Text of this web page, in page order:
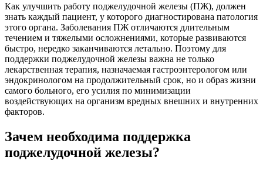
Как улучшить работу поджелудочной железы (ПЖ), должен
знать каждый пациент, у которого диагностирована патология
этого органа. Заболевания ПЖ отличаются длительным
течением и тяжелыми осложнениями, которые развиваются
быстро, нередко заканчиваются летально. Поэтому для
поддержки поджелудочной железы важна не только
лекарственная терапия, назначаемая гастроэнтерологом или
эндокринологом на продолжительный срок, но и образ жизни
самого больного, его усилия по минимизации
воздействующих на организм вредных внешних и внутренних
факторов.
Зачем необходима поддержка
поджелудочной железы?